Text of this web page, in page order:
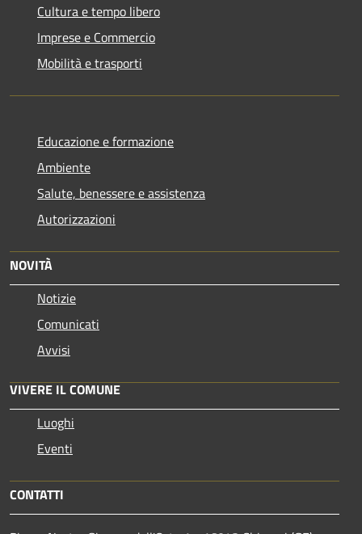
Cultura e tempo libero
Imprese e Commercio
Mobilità e trasporti
Educazione e formazione
Ambiente
Salute, benessere e assistenza
Autorizzazioni
NOVITÀ
Notizie
Comunicati
Avvisi
VIVERE IL COMUNE
Luoghi
Eventi
CONTATTI